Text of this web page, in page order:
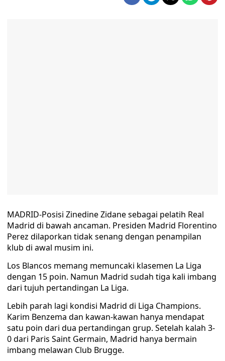
MADRID-Posisi Zinedine Zidane sebagai pelatih Real
Madrid di bawah ancaman. Presiden Madrid Florentino
Perez dilaporkan tidak senang dengan penampilan
klub di awal musim ini.
Los Blancos memang memuncaki klasemen La Liga
dengan 15 poin. Namun Madrid sudah tiga kali imbang
dari tujuh pertandingan La Liga.
Lebih parah lagi kondisi Madrid di Liga Champions.
Karim Benzema dan kawan-kawan hanya mendapat
satu poin dari dua pertandingan grup. Setelah kalah 3-
0 dari Paris Saint Germain, Madrid hanya bermain
imbang melawan Club Brugge.